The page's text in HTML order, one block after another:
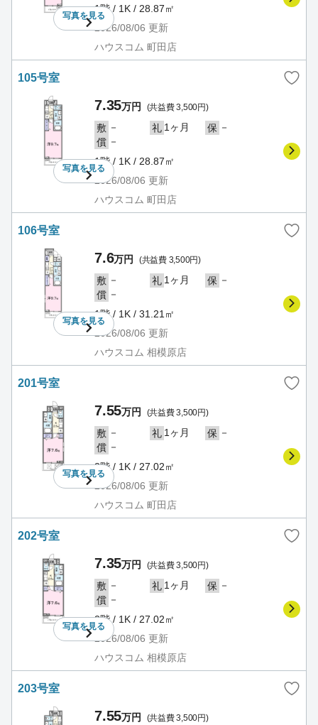
写真を見る
1階 / 1K / 28.87㎡
2026/08/06 更新
ハウスコム 町田店
105号室
写真を見る
7.35万円 (共益費 3,500円)
敷 － 礼 1ヶ月 保 －
償 －
1階 / 1K / 28.87㎡
2026/08/06 更新
ハウスコム 町田店
106号室
写真を見る
7.6万円 (共益費 3,500円)
敷 － 礼 1ヶ月 保 －
償 －
1階 / 1K / 31.21㎡
2026/08/06 更新
ハウスコム 相模原店
201号室
写真を見る
7.55万円 (共益費 3,500円)
敷 － 礼 1ヶ月 保 －
償 －
2階 / 1K / 27.02㎡
2026/08/06 更新
ハウスコム 町田店
202号室
写真を見る
7.35万円 (共益費 3,500円)
敷 － 礼 1ヶ月 保 －
償 －
2階 / 1K / 27.02㎡
2026/08/06 更新
ハウスコム 相模原店
203号室
7.55万円 (共益費 3,500円)